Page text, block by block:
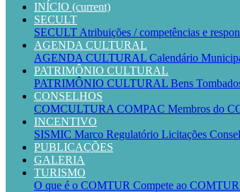
INÍCIO (current)
SECULT
SECULT Atribuições / competências e
AGENDA CULTURAL
AGENDA CULTURAL Calendário
PATRIMÔNIO CULTURAL
PATRIMÔNIO CULTURAL Bens
CONSELHOS
COMCULTURA COMPAC Membros do
INCENTIVO
SISMIC Marco Regulatório Licitações
PUBLICAÇÕES
GALERIA
TURISMO
O que é o COMTUR Compete ao COMTUR